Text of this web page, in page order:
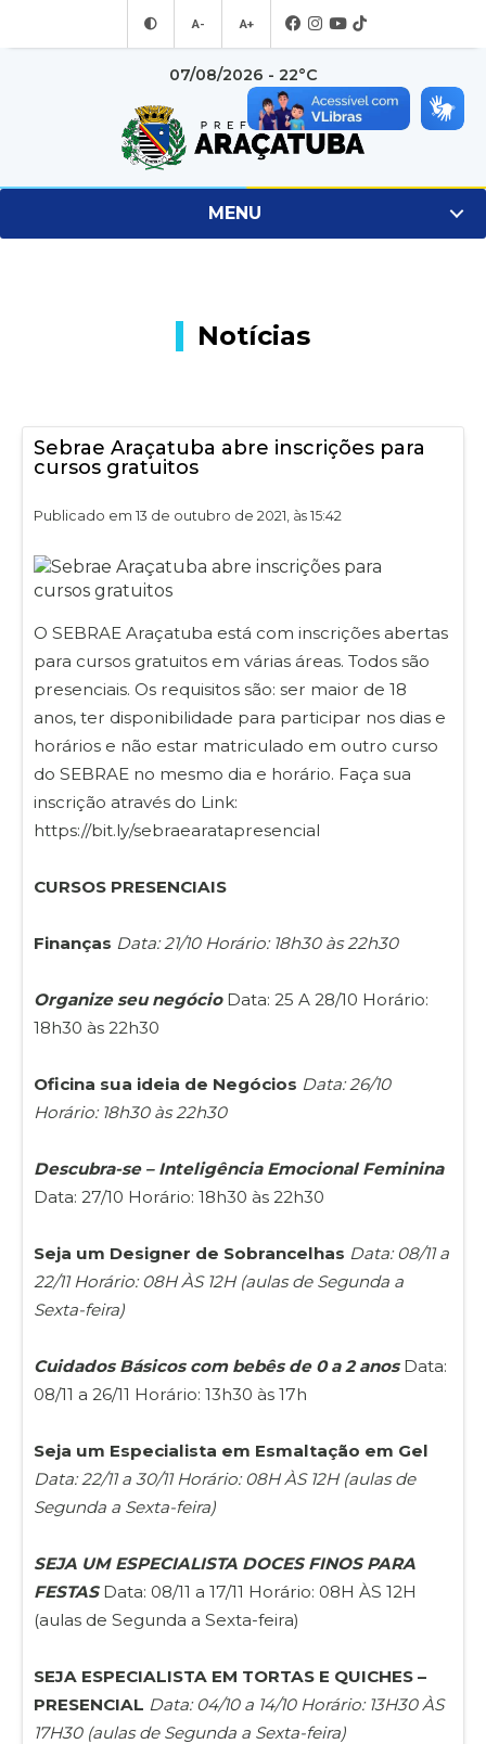
A- A+
07/08/2026 - 22°C
MENU
Notícias
Sebrae Araçatuba abre inscrições para
cursos gratuitos
Publicado em 13 de outubro de 2021, às 15:42
O SEBRAE Araçatuba está com inscrições abertas
para cursos gratuitos em várias áreas. Todos são
presenciais. Os requisitos são: ser maior de 18
anos, ter disponibilidade para participar nos dias e
horários e não estar matriculado em outro curso
do SEBRAE no mesmo dia e horário. Faça sua
inscrição através do Link:
https://bit.ly/sebraearatapresencial
CURSOS PRESENCIAIS
Finanças Data: 21/10 Horário: 18h30 às 22h30
Organize seu negócioData: 25 A 28/10 Horário:
18h30 às 22h30
Oficina sua ideia de Negócios Data: 26/10
Horário: 18h30 às 22h30
Descubra-se – Inteligência Emocional Feminina
Data: 27/10 Horário: 18h30 às 22h30
Seja um Designer de Sobrancelhas Data: 08/11 a
22/11 Horário: 08H ÀS 12H (aulas de Segunda a
Sexta-feira)
Cuidados Básicos com bebês de 0 a 2 anosData:
08/11 a 26/11 Horário: 13h30 às 17h
Seja um Especialista em Esmaltação em Gel
Data: 22/11 a 30/11 Horário: 08H ÀS 12H (aulas de
Segunda a Sexta-feira)
SEJA UM ESPECIALISTA DOCES FINOS PARA
FESTASData: 08/11 a 17/11 Horário: 08H ÀS 12H
(aulas de Segunda a Sexta-feira)
SEJA ESPECIALISTA EM TORTAS E QUICHES –
PRESENCIAL Data: 04/10 a 14/10 Horário: 13H30 ÀS
17H30 (aulas de Segunda a Sexta-feira)